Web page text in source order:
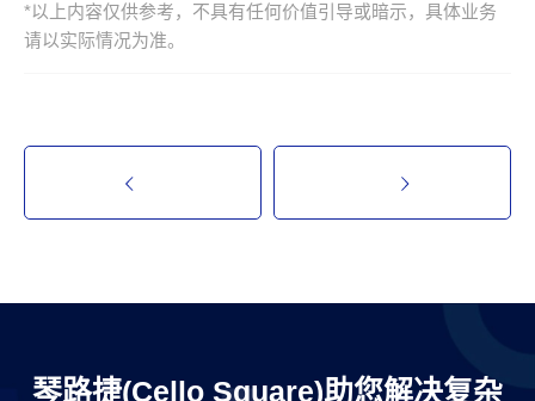
*以上内容仅供参考，不具有任何价值引导或暗示，具体业务
请以实际情况为准。
琴路捷(Cello Square)助您解决复杂